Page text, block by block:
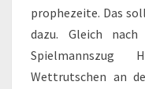
prophezeite. Das
dazu. Gleich
Wettrutschen an